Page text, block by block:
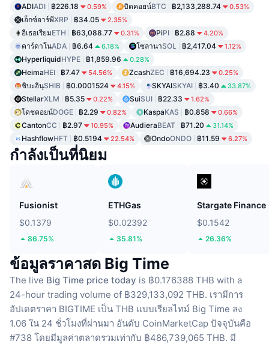
ADIADI ฿226.18 0.59% บิตคอยน์BTC ฿2,133,288.74 0.53%
เอ็กซ์อาร์พีXRP ฿34.05 2.35%
อีเธอเรียมETH ฿63,088.77 0.31% PiPI ฿2.88 4.20%
คาร์ดาโนADA ฿6.64 6.18% โซลานาSOL ฿2,417.04 1.12%
HyperliquidHYPE ฿1,859.96 0.28%
HeimaHEI ฿7.47 54.56% ZcashZEC ฿16,694.23 0.25%
ชิบะอินุSHIB ฿0.0001524 4.15% SKYAISKYAI ฿3.40 33.87%
StellarXLM ฿5.35 0.22% SuiSUI ฿22.33 1.62%
โดชคอยน์DOGE ฿2.29 0.82% KaspaKAS ฿0.858 0.66%
CantonCC ฿2.97 10.95% AudieraBEAT ฿71.20 31.14%
HashflowHFT ฿0.5194 22.54% OndoONDO ฿11.59 6.27%
กำลังเป็นที่นิยม
Fusionist
$0.1379
86.75%
ETHGas
$0.02392
35.81%
Stargate Finance
$0.1542
26.36%
ข้อมูลราคาสด Big Time
The live Big Time price today is ฿0.176388 THB with a
24-hour trading volume of ฿329,133,092 THB. เรามีการ
อัปเดตราคา BIGTIME เป็น THB แบบเรียลไทม์ Big Time ลง
1.06 ใน 24 ชั่วโมงที่ผ่านมา อันดับ CoinMarketCap ปัจจุบันคือ
#738 โดยมีมูลค่าตลาดรวมเท่ากับ ฿486,739,065 THB. มี